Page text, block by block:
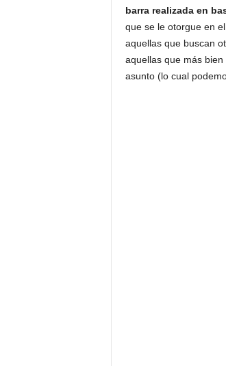
barra realizada en
que se le otorgue en
aquellas que buscan
aquellas que más
asunto (lo cual